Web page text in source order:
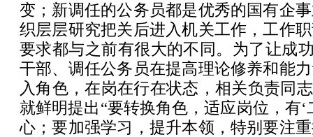
变；新调任的公务员都是优秀的国有企
织层层研究把关后进入机关工作，工作
要求都与之前有很大的不同。为了让成
干部、调任公务员在提高理论修养和能
入角色，在岗在行在状态，相关负责同
就鲜明提出“要转换角色，适应岗位，有
心；要加强学习，提升本领，特别要注